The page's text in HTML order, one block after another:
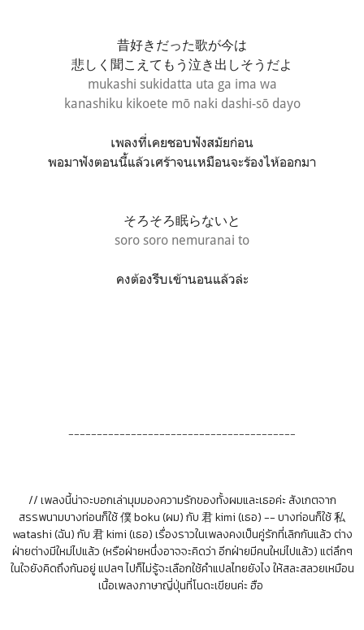
昔好きだった歌が今は
悲しく聞こえてもう泣き出しそうだよ
mukashi sukidatta uta ga ima wa
kanashiku kikoete mō naki dashi-sō dayo
เพลงที่เคยชอบฟังสมัยก่อน
พอมาฟังตอนนี้แล้วเศร้าจนเหมือนจะร้องไห้ออกมา
そろそろ眠らないと
soro soro nemuranai to
คงต้องรีบเข้านอนแล้วล่ะ
----------------------------------------
// เพลงนี้น่าจะบอกเล่ามุมมองความรักของทั้งผมและเธอค่ะสังเกตจาก
สรรพนามบางท่อนก็ใช้ 僕 boku (ผม) กับ 君 kimi (เธอ) -- บางท่อนก็ใช้ 私
watashi (ฉัน) กับ 君 kimi (เธอ)เรื่องราวในเพลงคงเป็นคู่รักที่เลิกกันแล้ว ต่าง
ฝ่ายต่างมีใหม่ไปแล้ว (หรือฝ่ายหนึ่งอาจจะคิดว่า อีกฝ่ายมีคนใหม่ไปแล้ว) แต่ลึกๆ
ในใจยังคิดถึงกันอยู่ แปลๆ ไปก็ไม่รู้จะเลือกใช้คำแปลไทยยังไง ให้สละสลวยเหมือน
เนื้อเพลงภาษาญี่ปุ่นที่โนดะเขียนค่ะ ฮือ